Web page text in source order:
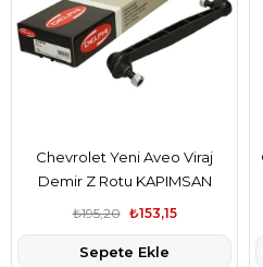
Chevrolet Yeni Aveo Viraj
Demir Z Rotu KAPIMSAN
Marka₺153,15
₺195,20
Sepete Ekle